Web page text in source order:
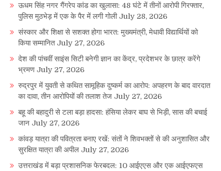
ऊधम सिंह नगर गैंगरेप कांड का खुलासा: 48 घंटे में तीनों आरोपी गिरफ्तार,
पुलिस मुठभेड़ में एक के पैर में लगी गोली July 28, 2026
संस्कार और शिक्षा से सशक्त होगा भारत: मुख्यमंत्री, मेधावी विद्यार्थियों को
किया सम्मानित July 27, 2026
देश की पांचवीं साइंस सिटी बनेगी ज्ञान का केंद्र, प्रदेशभर के छात्र करेंगे
भ्रमण July 27, 2026
रुद्रपुर में युवती से कथित सामूहिक दुष्कर्म का आरोप: अपहरण के बाद वारदात
का दावा, तीन आरोपियों की तलाश तेज July 27, 2026
बहू की बहादुरी से टला बड़ा हादसा: हंसिया लेकर बाघ से भिड़ी, सास की बचाई
जान July 27, 2026
कांवड़ यात्रा की पवित्रता बनाए रखें: संतों ने शिवभक्तों से की अनुशासित और
सुरक्षित यात्रा की अपील July 27, 2026
उत्तराखंड में बड़ा प्रशासनिक फेरबदल: 10 आईएएस और एक आईएफएस